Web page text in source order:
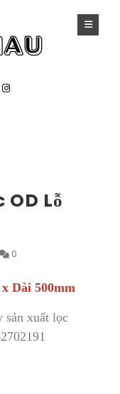
Lỗ
0
Dài 500mm
sản xuất lọc